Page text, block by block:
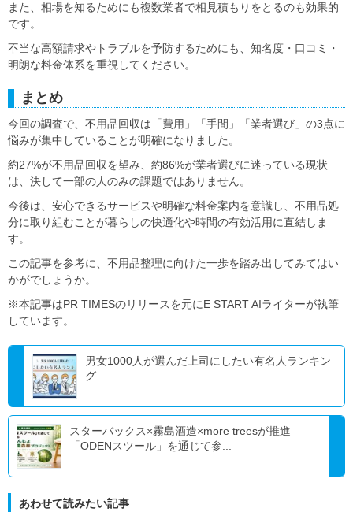
また、相場を知るためにも複数業者で相見積もりをとるのも効果的
です。
不当な高額請求やトラブルを予防するためにも、知名度・口コミ・
明朗な料金体系を重視してください。
まとめ
今回の調査で、不用品回収は「費用」「手間」「業者選び」の3点に
悩みが集中していることが明確になりました。
約27%が不用品回収を望み、約86%が業者選びに迷っている現状
は、決して一部の人のみの課題ではありません。
今後は、安心できるサービスや明確な料金案内を意識し、不用品処
分に取り組むことが暮らしの快適化や時間の有効活用に直結しま
す。
この記事を参考に、不用品整理に向けた一歩を踏み出してみてはい
かがでしょうか。
※本記事はPR TIMESのリリースを元にE START AIライターが執筆
しています。
男女1000人が選んだ上司にしたい有名人ランキン
グ
スターバックス×霧島酒造×more treesが推進
「ODENスツール」を通じて参...
あわせて読みたい記事